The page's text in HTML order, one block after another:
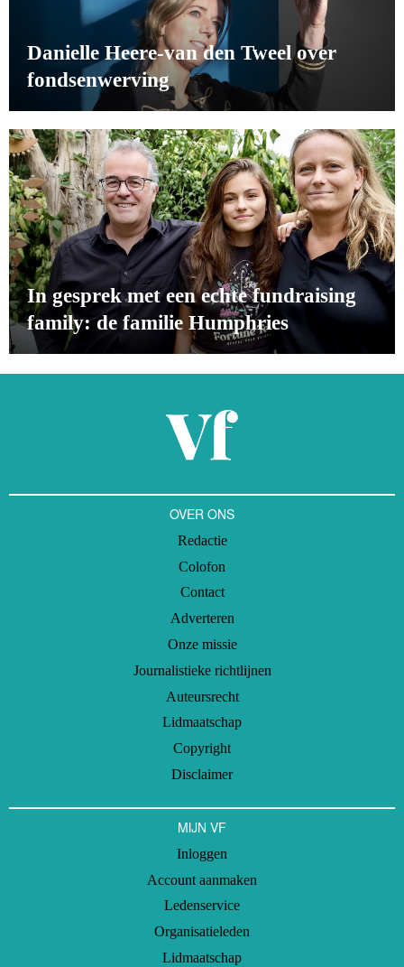
Danielle Heere-van den Tweel over
fondsenwerving
In gesprek met een echte fundraising
family: de familie Humphries
OVER ONS
Redactie
Colofon
Contact
Adverteren
Onze missie
Journalistieke richtlijnen
Auteursrecht
Lidmaatschap
Copyright
Disclaimer
MIJN VF
Inloggen
Account aanmaken
Ledenservice
Organisatieleden
Lidmaatschap